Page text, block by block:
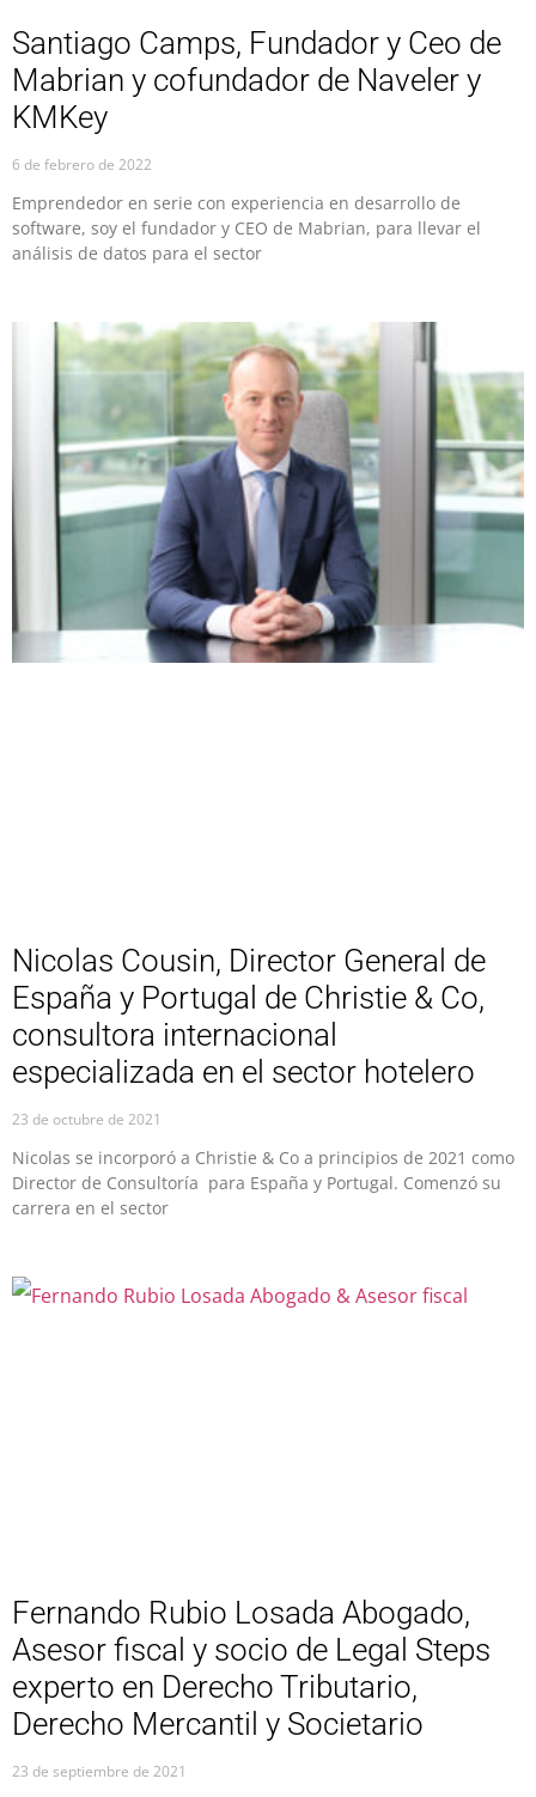
Santiago Camps, Fundador y Ceo de
Mabrian y cofundador de Naveler y
KMKey
6 de febrero de 2022
Emprendedor en serie con experiencia en desarrollo de
software, soy el fundador y CEO de Mabrian, para llevar el
análisis de datos para el sector
Nicolas Cousin, Director General de
España y Portugal de Christie & Co,
consultora internacional
especializada en el sector hotelero
23 de octubre de 2021
Nicolas se incorporó a Christie & Co a principios de 2021 como
Director de Consultoría para España y Portugal. Comenzó su
carrera en el sector
Fernando Rubio Losada Abogado,
Asesor fiscal y socio de Legal Steps
experto en Derecho Tributario,
Derecho Mercantil y Societario
23 de septiembre de 2021